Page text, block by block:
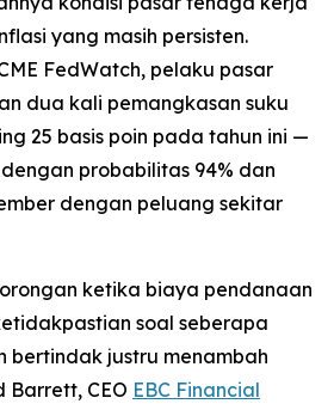
yang masih persisten.
FedWatch, pelaku pasar
dua kali pemangkasan suku
25 basis poin pada tahun ini —
probabilitas 94% dan
dengan peluang sekitar
ketika biaya pendanaan
soal seberapa
bertindak justru menambah
Barrett, CEO EBC Financial